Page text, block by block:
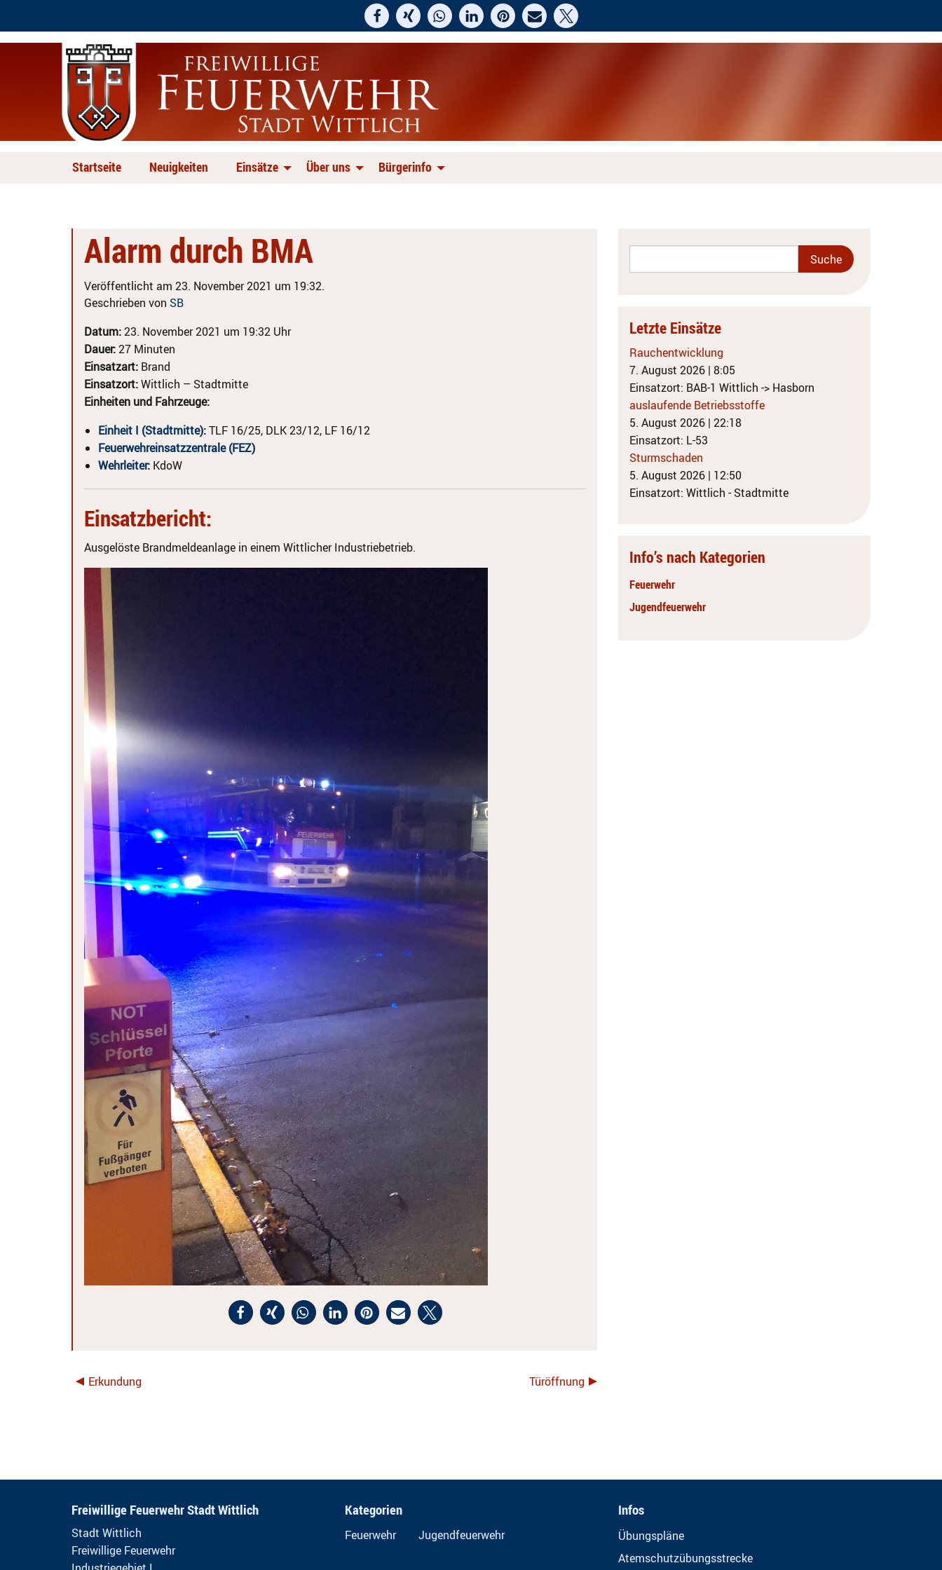
Startseite Neuigkeiten Einsätze Über uns Bürgerinfo
Alarm durch BMA
Veröffentlicht am 23. November 2021 um 19:32.
Geschrieben von SB
Datum:23. November 2021 um 19:32 Uhr
Dauer:27 Minuten
Einsatzart: Brand
Einsatzort:Wittlich – Stadtmitte
Einheiten und Fahrzeuge:
Einheit I (Stadtmitte):TLF 16/25, DLK 23/12, LF 16/12
Feuerwehreinsatzzentrale (FEZ)
Wehrleiter: KdoW
Einsatzbericht:
Ausgelöste Brandmeldeanlage in einem Wittlicher Industriebetrieb.
Erkundung Türöffnung
Letzte Einsätze
Rauchentwicklung
7. August 2026 | 8:05
Einsatzort: BAB-1 Wittlich -> Hasborn
auslaufende Betriebsstoffe
5. August 2026 | 22:18
Einsatzort: L-53
Sturmschaden
5. August 2026 | 12:50
Einsatzort: Wittlich - Stadtmitte
Info’s nach Kategorien
Feuerwehr
Jugendfeuerwehr
Freiwillige Feuerwehr Stadt Wittlich
Stadt Wittlich
Freiwillige Feuerwehr
Kategorien
Feuerwehr Jugendfeuerwehr
Infos
Übungspläne
Atemschutzübungsstrecke